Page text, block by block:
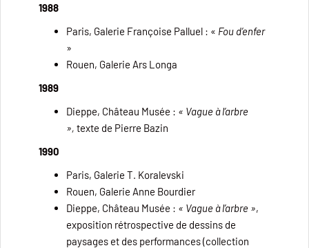
1988
Paris, Galerie Françoise Palluel : « Fou d’enfer
»
Rouen, Galerie Ars Longa
1989
Dieppe, Château Musée : « Vague à l’arbre
», texte de Pierre Bazin
1990
Paris, Galerie T. Koralevski
Rouen, Galerie Anne Bourdier
Dieppe, Château Musée : « Vague à l’arbre »,
exposition rétrospective de dessins de
paysages et des performances (collection